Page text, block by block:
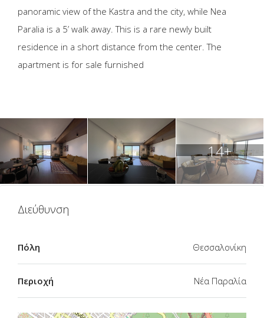
panoramic view of the Kastra and the city, while Nea
Paralia is a 5’ walk away. This is a rare newly built
residence in a short distance from the center. The
apartment is for sale furnished
14+
Διεύθυνση
Πόλη Θεσσαλονίκη
Περιοχή Νέα Παραλία